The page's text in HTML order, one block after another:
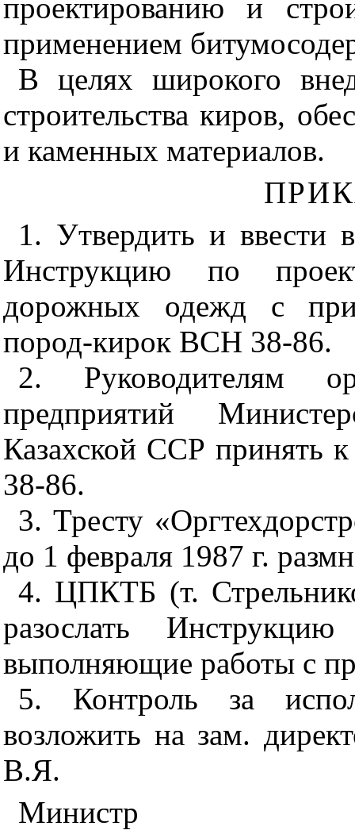
проектированию и
применением
В целях широкого
строительства киров,
и каменных материалов.
1. Утвердить и ввести
Инструкцию по
дорожных одежд с
пород-кирок ВСН 38-86.
2. Руководителям
предприятий
Казахской ССР принять
38-86.
3. Тресту
до 1 февраля 1987 г.
4. ЦПКТБ (т.
разослать
выполняющие работы с
5. Контроль за
возложить на зам.
В.Я.
Министр